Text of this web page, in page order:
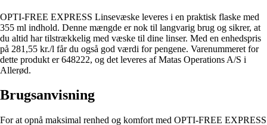
OPTI-FREE EXPRESS Linsevæske leveres i en praktisk flaske med
355 ml indhold. Denne mængde er nok til langvarig brug og sikrer, at
du altid har tilstrækkelig med væske til dine linser. Med en enhedspris
på 281,55 kr./l får du også god værdi for pengene. Varenummeret for
dette produkt er 648222, og det leveres af Matas Operations A/S i
Allerød.
Brugsanvisning
For at opnå maksimal renhed og komfort med OPTI-FREE EXPRESS